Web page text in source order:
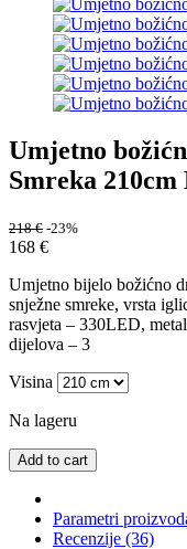
Umjetno
Smreka 210cm
218€ -23%
168 €
Umjetno bijelo božićno
snježne smreke, vrsta
rasvjeta – 330LED,
dijelova – 3
Visina
Na lageru
Add to cart
Parametri
Recenzije (36)